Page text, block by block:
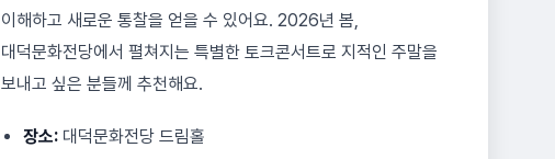
이해하고 새로운 통찰을 얻을 수 있어요. 2026년 봄,
대덕문화전당에서 펼쳐지는 특별한 토크콘서트로 지적인 주말을
보내고 싶은 분들께 추천해요.
장소: 대덕문화전당 드림홀